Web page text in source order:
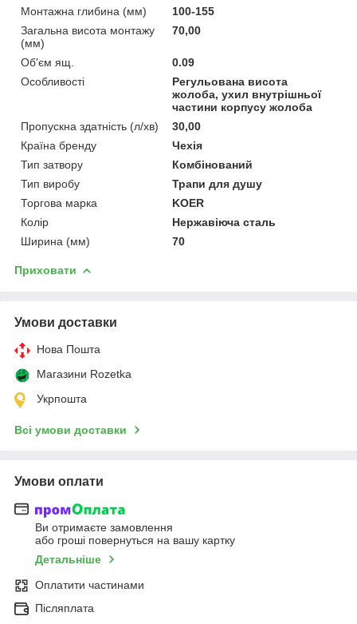
Монтажна глибина (мм)
100-155
Загальна висота монтажу
(мм)
70,00
Об'єм ящ.
0.09
Особливості
Регульована висота
жолоба, ухил внутрішньої
частини корпусу жолоба
Пропускна здатність (л/хв)
30,00
Країна бренду
Чехія
Тип затвору
Комбінований
Тип виробу
Трапи для душу
Торгова марка
KOER
Колір
Нержавіюча сталь
Ширина (мм)
70
Приховати
Умови доставки
Нова Пошта
Магазини Rozetka
Укрпошта
Всі умови доставки
Умови оплати
Ви отримаєте замовлення
або гроші повернуться на вашу картку
Детальніше
Оплатити частинами
Післяплата